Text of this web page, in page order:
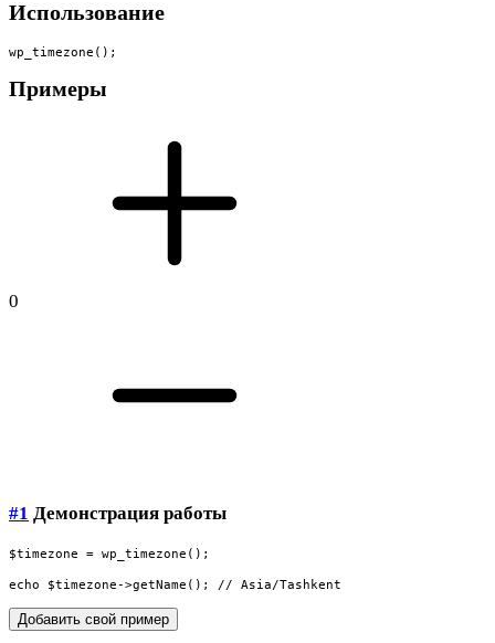
Использование
wp_timezone();
Примеры
0
#1 Демонстрация работы
$timezone = wp_timezone();
echo $timezone->getName(); // Asia/Tashkent
Добавить свой пример